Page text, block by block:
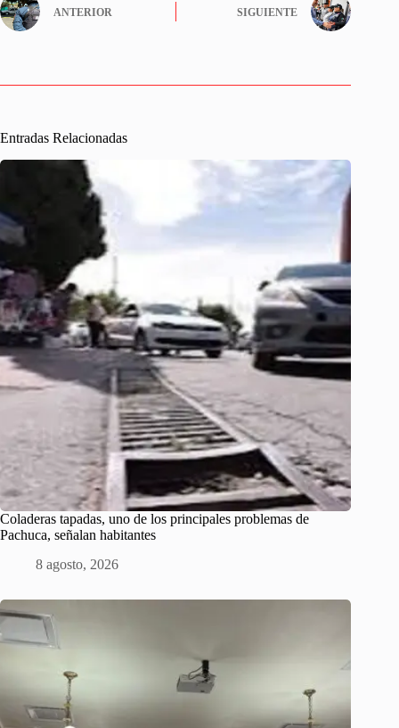
ANTERIOR SIGUIENTE
Entradas Relacionadas
Coladeras tapadas, uno de los principales problemas de
Pachuca, señalan habitantes
8 agosto, 2026